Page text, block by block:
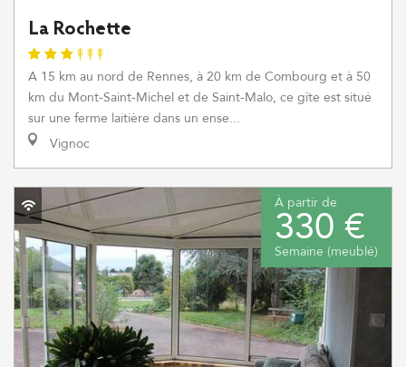
La Rochette
A 15 km au nord de Rennes, à 20 km de Combourg et à 50
km du Mont-Saint-Michel et de Saint-Malo, ce gîte est situé
sur une ferme laitière dans un ense...
Vignoc
À partir de
330 €
Semaine (meublé)